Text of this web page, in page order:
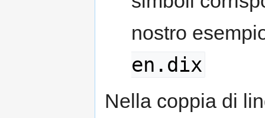
nostro
en.dix
Nella coppia di